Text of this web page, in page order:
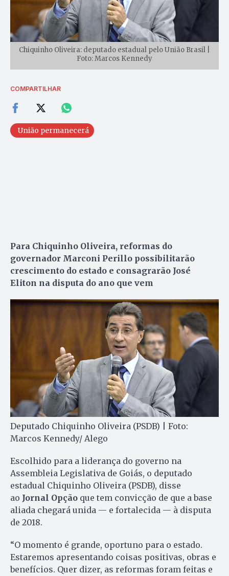
Chiquinho Oliveira: deputado estadual pelo União Brasil |
Foto: Marcos Kennedy
COMPARTILHAR
União permanecerá
Para Chiquinho Oliveira, reformas do
governador Marconi Perillo possibilitarão
crescimento do estado e consagrarão José
Eliton na disputa do ano que vem
Deputado Chiquinho Oliveira (PSDB) | Foto:
Marcos Kennedy/ Alego
Escolhido para a liderança do governo na
Assembleia Legislativa de Goiás, o deputado
estadual Chiquinho Oliveira (PSDB), disse
ao Jornal Opção que tem convicção de que a base
aliada chegará unida — e fortalecida — à disputa
de 2018.
“O momento é grande, oportuno para o estado.
Estaremos apresentando coisas positivas, obras e
benefícios. Quer dizer, as reformas foram feitas e